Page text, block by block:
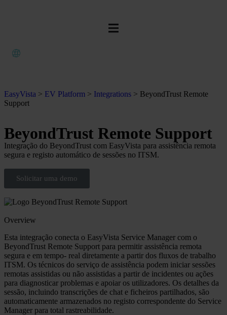
EasyVista > EV Platform > Integrations > BeyondTrust Remote
Support
BeyondTrust Remote Support
Integração do BeyondTrust com EasyVista para assistência remota
segura e registo automático de sessões no ITSM.
Solicitar uma demo
Overview
Esta integração conecta o EasyVista Service Manager com o
BeyondTrust Remote Support para permitir assistência remota
segura e em tempo‑ real diretamente a partir dos fluxos de trabalho
ITSM. Os técnicos do serviço de assistência podem iniciar sessões
remotas assistidas ou não assistidas a partir de incidentes ou ações
para diagnosticar problemas e apoiar os utilizadores. Os detalhes da
sessão, incluindo transcrições de chat e ficheiros partilhados, são
automaticamente armazenados no registo correspondente do Service
Manager para total rastreabilidade.